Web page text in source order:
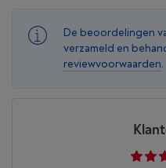
De beoordelingen
verzameld en
reviewvoorwaarden.